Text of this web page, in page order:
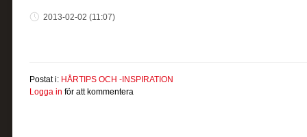
2013-02-02 (11:07)
Postat i: HÅRTIPS OCH -INSPIRATION
Logga in för att kommentera